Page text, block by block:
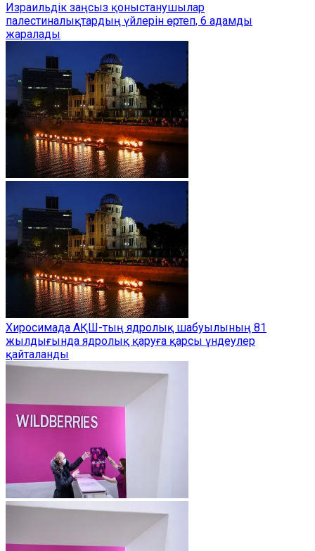
Израильдік заңсыз қоныстанушылар
палестиналықтардың үйлерін өртеп, 6 адамды
жаралады
Хиросимада АҚШ-тың ядролық шабуылының 81
жылдығында ядролық қаруға қарсы үндеулер
қайталанды